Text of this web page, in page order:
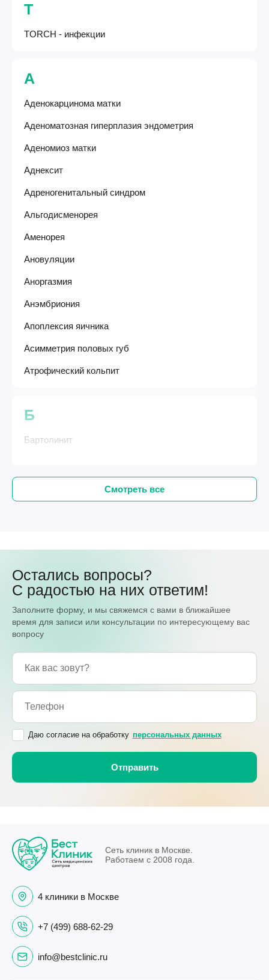
T
TORCH - инфекции
А
Аденокарцинома матки
Аденоматозная гиперплазия эндометрия
Аденомиоз матки
Аднексит
Адреногенитальный синдром
Альгодисменорея
Аменорея
Ановуляции
Аноргазмия
Анэмбриония
Апоплексия яичника
Асимметрия половых губ
Атрофический кольпит
Б
Бартолинит
Смотреть все
Остались вопросы?
С радостью на них ответим!
Заполните форму, и мы свяжемся с вами в ближайшее
время для записи или консультации по интересующему вас
вопросу
Даю согласие на обработку персональных данных
Сеть клиник в Москве.
Работаем с 2008 года.
4 клиники в Москве
+7 (499) 688-62-29
info@bestclinic.ru